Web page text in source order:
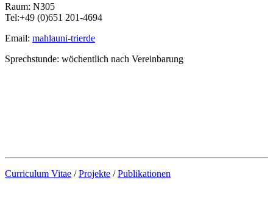
Raum: N305
Tel:+49 (0)651 201-4694
Email: mahlauni-trierde
Sprechstunde: wöchentlich nach Vereinbarung
Curriculum Vitae /Projekte /Publikationen